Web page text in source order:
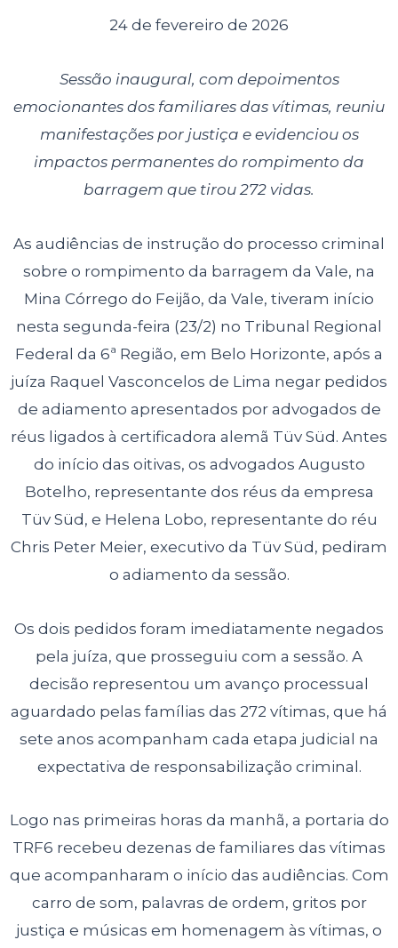
24 de fevereiro de 2026
Sessão inaugural, com depoimentos
emocionantes dos familiares das vítimas, reuniu
manifestações por justiça e evidenciou os
impactos permanentes do rompimento da
barragem que tirou 272 vidas.
As audiências de instrução do processo criminal
sobre o rompimento da barragem da Vale, na
Mina Córrego do Feijão, da Vale, tiveram início
nesta segunda-feira (23/2) no Tribunal Regional
Federal da 6ª Região, em Belo Horizonte, após a
juíza Raquel Vasconcelos de Lima negar pedidos
de adiamento apresentados por advogados de
réus ligados à certificadora alemã Tüv Süd. Antes
do início das oitivas, os advogados Augusto
Botelho, representante dos réus da empresa
Tüv Süd, e Helena Lobo, representante do réu
Chris Peter Meier, executivo da Tüv Süd, pediram
o adiamento da sessão.
Os dois pedidos foram imediatamente negados
pela juíza, que prosseguiu com a sessão. A
decisão representou um avanço processual
aguardado pelas famílias das 272 vítimas, que há
sete anos acompanham cada etapa judicial na
expectativa de responsabilização criminal.
Logo nas primeiras horas da manhã, a portaria do
TRF6 recebeu dezenas de familiares das vítimas
que acompanharam o início das audiências. Com
carro de som, palavras de ordem, gritos por
justiça e músicas em homenagem às vítimas, o